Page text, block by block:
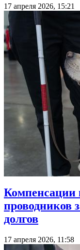
17 апреля 2026, 15:21
Компенсации
проводников
долгов
17 апреля 2026, 11:58